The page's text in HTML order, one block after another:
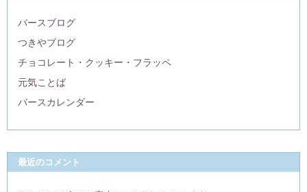
バースブログ
つきやブログ
チョコレート・クッキー・フラッペ
元気ことば
バースカレンダー
最近のコメント